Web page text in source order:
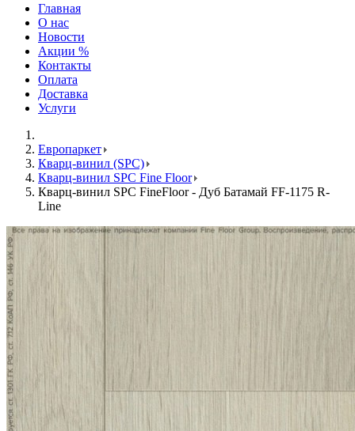
Главная
О нас
Новости
Акции %
Контакты
Оплата
Доставка
Услуги
Европаркет
Кварц-винил (SPC)
Кварц-винил SPC Fine Floor
Кварц-винил SPC FineFloor - Дуб Батамай FF-1175 R-
Line